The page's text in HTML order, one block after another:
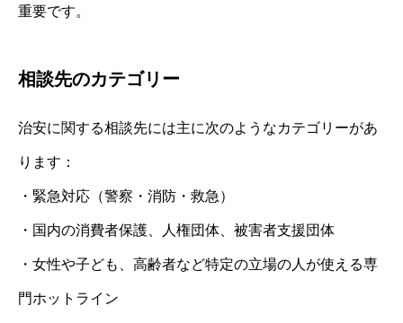
重要です。
相談先のカテゴリー
治安に関する相談先には主に次のようなカテゴリーがあ
ります：
・緊急対応（警察・消防・救急）
・国内の消費者保護、人権団体、被害者支援団体
・女性や子ども、高齢者など特定の立場の人が使える専
門ホットライン